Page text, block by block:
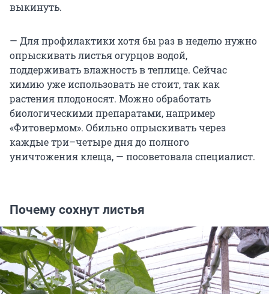
выкинуть.
— Для профилактики хотя бы раз в неделю нужно
опрыскивать листья огурцов водой,
поддерживать влажность в теплице. Сейчас
химию уже использовать не стоит, так как
растения плодоносят. Можно обработать
биологическими препаратами, например
«Фитовермом». Обильно опрыскивать через
каждые три–четыре дня до полного
уничтожения клеща, — посоветовала специалист.
Почему сохнут листья